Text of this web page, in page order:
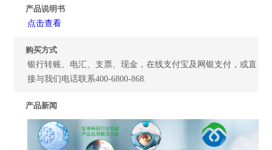
产品说明书
点击查看
购买方式
银行转账、电汇、支票、现金，在线支付宝及网银支付，或直
接与我们电话联系400-6800-868.
产品新闻